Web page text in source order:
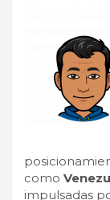
como
impulsadas